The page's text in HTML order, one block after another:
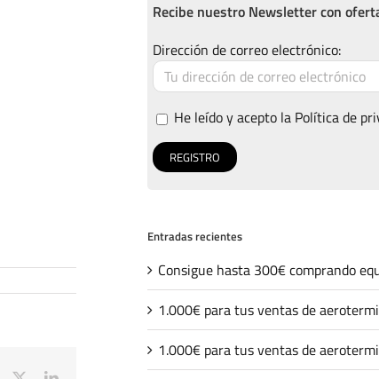
Recibe nuestro Newsletter con
Dirección de correo electrónico:
He leído y acepto la Política de
Entradas recientes
Consigue hasta 300€ comprando
1.000€ para tus ventas de
1.000€ para tus ventas de